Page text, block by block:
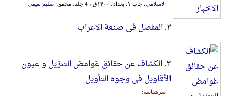
الاسلامی، چاپ ؟، بغداد، ۱۴۰۰ق.، 4 جلد، محقق: سلیم نعیمی‌
۲. المفصل فی صنعة الاعراب
۳. الکشاف عن حقائق غوامض التنزیل و عیون
الأقاویل فی وجوه التأویل
سرشناسه: